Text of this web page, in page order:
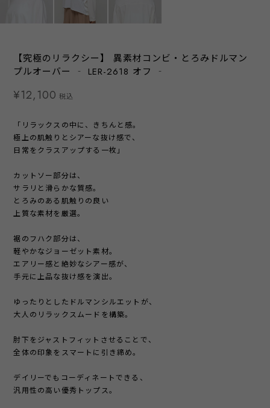
【究極のリラクシー】 異素材コンビ・とろみドルマン
プルオーバー ‐ LER-2618 オフ ‐
¥12,100 税込
「リラックスの中に、きちんと感。
極上の肌触りとシアーな抜け感で、
日常をクラスアップする一枚」
カットソー部分は、
サラリと滑らかな質感。
とろみのある肌触りの良い
上質な素材を厳選。
裾のフハク部分は、
軽やかなジョーゼット素材。
エアリー感と絶妙なシアー感が、
手元に上品な抜け感を演出。
ゆったりとしたドルマンシルエットが、
大人のリラックスムードを構築。
肘下をジャストフィットさせることで、
全体の印象をスマートに引き締め。
デイリーでもコーディネートできる、
汎用性の高い優秀トップス。